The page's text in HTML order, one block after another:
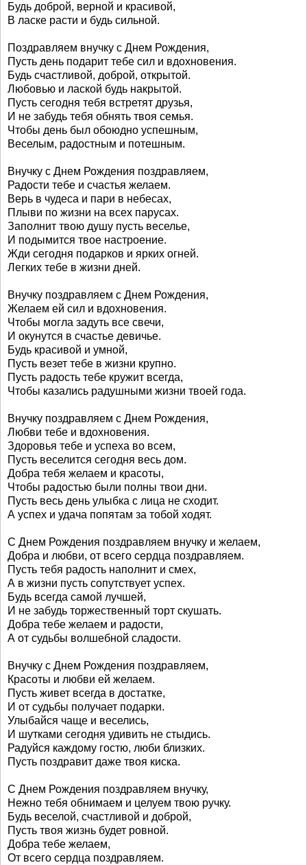
Будь доброй, верной и красивой,
В ласке расти и будь сильной.
Поздравляем внучку с Днем Рождения,
Пусть день подарит тебе сил и вдохновения.
Будь счастливой, доброй, открытой.
Любовью и лаской будь накрытой.
Пусть сегодня тебя встретят друзья,
И не забудь тебя обнять твоя семья.
Чтобы день был обоюдно успешным,
Веселым, радостным и потешным.
Внучку с Днем Рождения поздравляем,
Радости тебе и счастья желаем.
Верь в чудеса и пари в небесах,
Плыви по жизни на всех парусах.
Заполнит твою душу пусть веселье,
И подымится твое настроение.
Жди сегодня подарков и ярких огней.
Легких тебе в жизни дней.
Внучку поздравляем с Днем Рождения,
Желаем ей сил и вдохновения.
Чтобы могла задуть все свечи,
И окунутся в счастье девичье.
Будь красивой и умной,
Пусть везет тебе в жизни крупно.
Пусть радость тебе кружит всегда,
Чтобы казались радушными жизни твоей года.
Внучку поздравляем с Днем Рождения,
Любви тебе и вдохновения.
Здоровья тебе и успеха во всем,
Пусть веселится сегодня весь дом.
Добра тебя желаем и красоты,
Чтобы радостью были полны твои дни.
Пусть весь день улыбка с лица не сходит.
А успех и удача попятам за тобой ходят.
С Днем Рождения поздравляем внучку и желаем,
Добра и любви, от всего сердца поздравляем.
Пусть тебя радость наполнит и смех,
А в жизни пусть сопутствует успех.
Будь всегда самой лучшей,
И не забудь торжественный торт скушать.
Добра тебе желаем и радости,
А от судьбы волшебной сладости.
Внучку с Днем Рождения поздравляем,
Красоты и любви ей желаем.
Пусть живет всегда в достатке,
И от судьбы получает подарки.
Улыбайся чаще и веселись,
И шутками сегодня удивить не стыдись.
Радуйся каждому гостю, люби близких.
Пусть поздравит даже твоя киска.
С Днем Рождения поздравляем внучку,
Нежно тебя обнимаем и целуем твою ручку.
Будь веселой, счастливой и доброй,
Пусть твоя жизнь будет ровной.
Добра тебе желаем,
От всего сердца поздравляем.